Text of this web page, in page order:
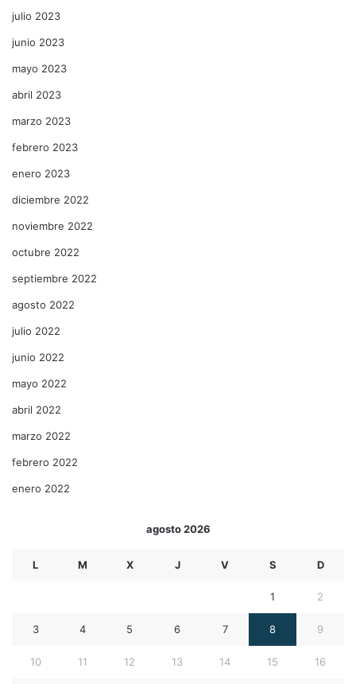
julio 2023
junio 2023
mayo 2023
abril 2023
marzo 2023
febrero 2023
enero 2023
diciembre 2022
noviembre 2022
octubre 2022
septiembre 2022
agosto 2022
julio 2022
junio 2022
mayo 2022
abril 2022
marzo 2022
febrero 2022
enero 2022
agosto 2026
L M X J V S D
1 2
3 4 5 6 7 8 9
10 11 12 13 14 15 16